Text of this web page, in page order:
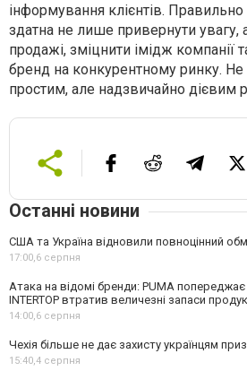
інформування клієнтів. Правильно
здатна не лише привернути увагу,
продажі, зміцнити імідж компанії
бренд на конкурентному ринку. Не
простим, але надзвичайно дієвим
Останні новини
США та Україна відновили повноцінний
17:00,6 серпня
Атака на відомі бренди: PUMA
INTERTOP втратив величезні запаси
14:00,6 серпня
Чехія більше не дає захисту українцям
15:40,4 серпня